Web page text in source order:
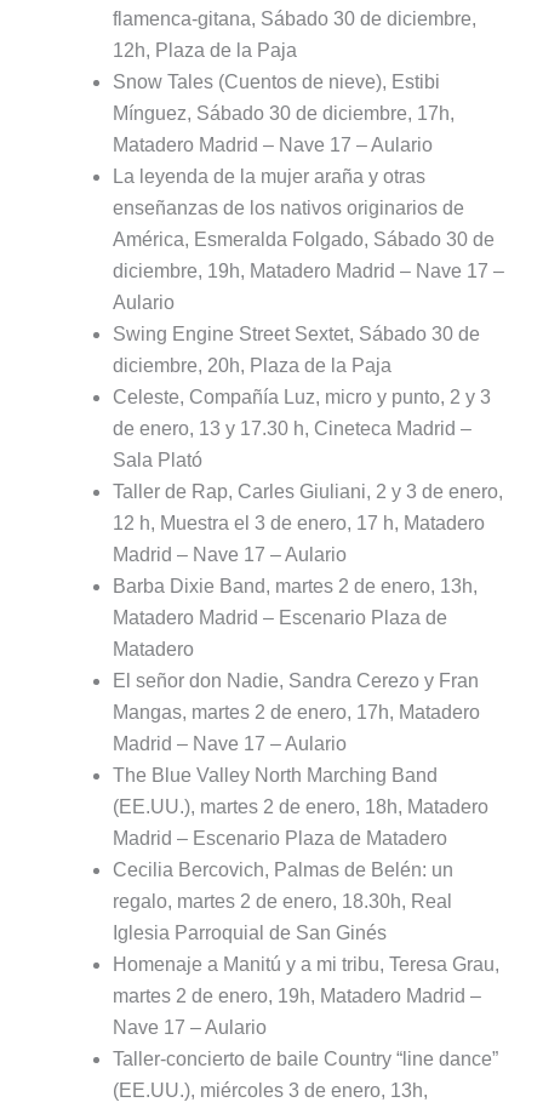
flamenca-gitana, Sábado 30 de diciembre,
12h, Plaza de la Paja
Snow Tales (Cuentos de nieve), Estibi
Mínguez, Sábado 30 de diciembre, 17h,
Matadero Madrid – Nave 17 – Aulario
La leyenda de la mujer araña y otras
enseñanzas de los nativos originarios de
América, Esmeralda Folgado, Sábado 30 de
diciembre, 19h, Matadero Madrid – Nave 17 –
Aulario
Swing Engine Street Sextet, Sábado 30 de
diciembre, 20h, Plaza de la Paja
Celeste, Compañía Luz, micro y punto, 2 y 3
de enero, 13 y 17.30 h, Cineteca Madrid –
Sala Plató
Taller de Rap, Carles Giuliani, 2 y 3 de enero,
12 h, Muestra el 3 de enero, 17 h, Matadero
Madrid – Nave 17 – Aulario
Barba Dixie Band, martes 2 de enero, 13h,
Matadero Madrid – Escenario Plaza de
Matadero
El señor don Nadie, Sandra Cerezo y Fran
Mangas, martes 2 de enero, 17h, Matadero
Madrid – Nave 17 – Aulario
The Blue Valley North Marching Band
(EE.UU.), martes 2 de enero, 18h, Matadero
Madrid – Escenario Plaza de Matadero
Cecilia Bercovich, Palmas de Belén: un
regalo, martes 2 de enero, 18.30h, Real
Iglesia Parroquial de San Ginés
Homenaje a Manitú y a mi tribu, Teresa Grau,
martes 2 de enero, 19h, Matadero Madrid –
Nave 17 – Aulario
Taller-concierto de baile Country “line dance”
(EE.UU.), miércoles 3 de enero, 13h,